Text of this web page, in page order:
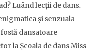
Luând lecții de dans.
și senzuala
dansatoare
la Școala de dans Miss